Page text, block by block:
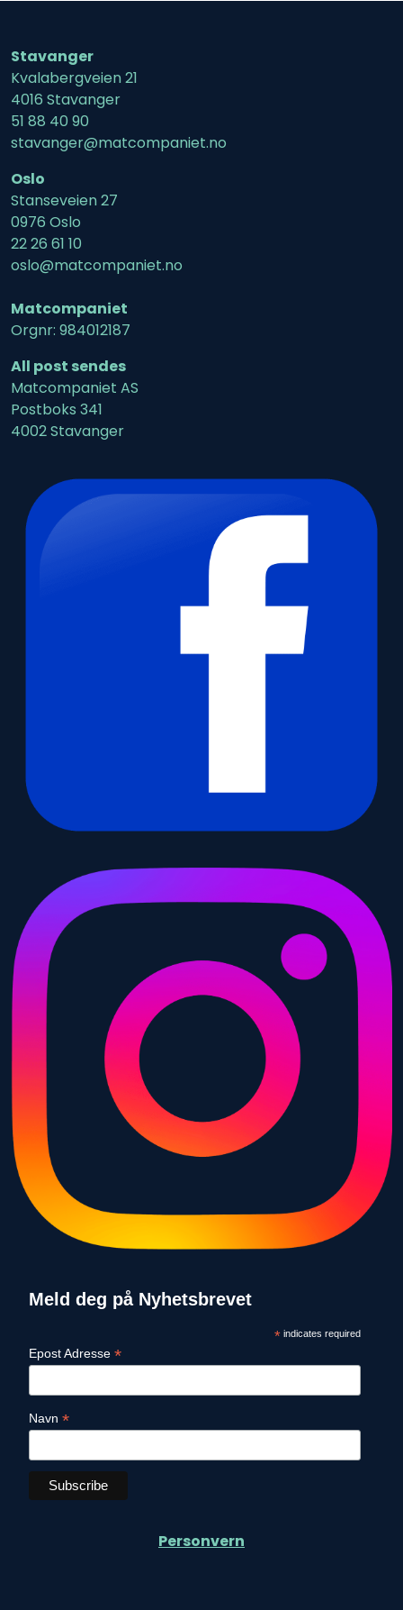
Stavanger
Kvalabergveien 21
4016 Stavanger
51 88 40 90
stavanger@matcompaniet.no
Oslo
Stanseveien 27
0976 Oslo
22 26 61 10
oslo@matcompaniet.no
Matcompaniet
Orgnr: 984012187
All post sendes
Matcompaniet AS
Postboks 341
4002 Stavanger
Meld deg på Nyhetsbrevet
*indicates required
Epost Adresse *
Navn *
Personvern